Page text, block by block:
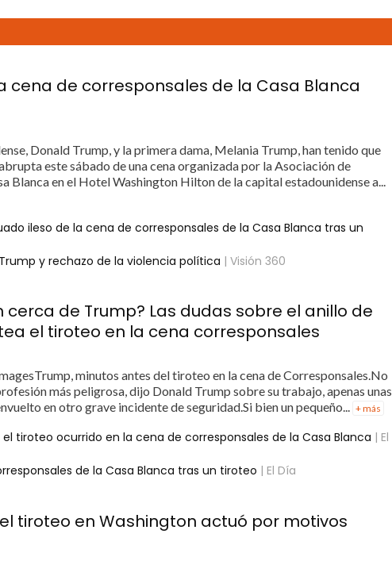
cena de corresponsales de la Casa Blanca
Donald Trump, y la primera dama, Melania Trump, han tenido que
este sábado de una cena organizada por la Asociación de
Blanca en el Hotel Washington Hilton de la capital estadounidense a...
ileso de la cena de corresponsales de la Casa Blanca tras un
y rechazo de la violencia política | Visión 360
de Trump? Las dudas sobre el anillo de
el tiroteo en la cena corresponsales
minutos antes del tiroteo en la cena de Corresponsales.No
más peligrosa, dijo Donald Trump sobre su trabajo, apenas unas
en otro grave incidente de seguridad.Si bien un pequeño... + más
el tiroteo ocurrido en la cena de corresponsales de la Casa Blanca | El
de la Casa Blanca tras un tiroteo | El Día
tiroteo en Washington actuó por motivos